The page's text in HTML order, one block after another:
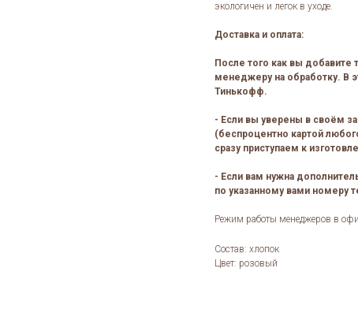
экологичен и легок в уходе.
Доставка и оплата:
После того как вы добавите
менеджеру на обработку. В
Тинькофф.
- Если вы уверены в своём
(беспроцентно картой
сразу приступаем к
- Если вам нужна
по указанному вами номеру
Режим работы менеджеров в
Состав: хлопок
Цвет: розовый